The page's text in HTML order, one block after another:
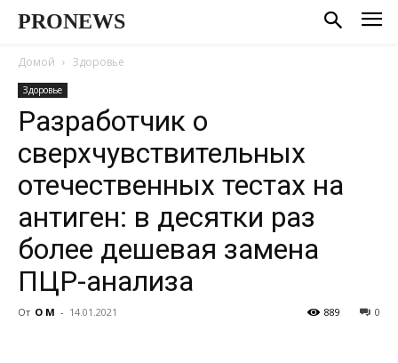
PRONEWS
Домой Здоровье
Здоровье
Разработчик о
сверхчувствительных
отечественных тестах на
антиген: в десятки раз
более дешевая замена
ПЦР-анализа
От О М - 14.01.2021 0
889